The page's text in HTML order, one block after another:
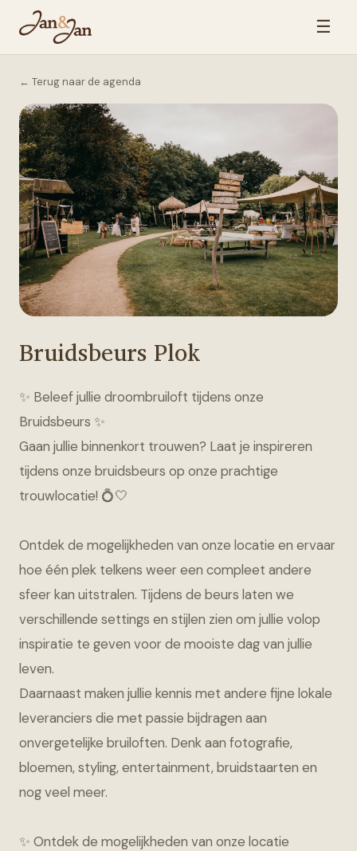
☰
← Terug naar de agenda
Bruidsbeurs Plok
✨ Beleef jullie droombruiloft tijdens onze
Bruidsbeurs ✨
Gaan jullie binnenkort trouwen? Laat je inspireren
tijdens onze bruidsbeurs op onze prachtige
trouwlocatie! 💍🤍
Ontdek de mogelijkheden van onze locatie en ervaar
hoe één plek telkens weer een compleet andere
sfeer kan uitstralen. Tijdens de beurs laten we
verschillende settings en stijlen zien om jullie volop
inspiratie te geven voor de mooiste dag van jullie
leven.
Daarnaast maken jullie kennis met andere fijne lokale
leveranciers die met passie bijdragen aan
onvergetelijke bruiloften. Denk aan fotografie,
bloemen, styling, entertainment, bruidstaarten en
nog veel meer.
✨ Ontdek de mogelijkheden van onze locatie